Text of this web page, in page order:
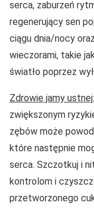
serca, zaburzeń
regenerujący sen
ciągu dnia/nocy
wieczorami, takie
światło poprzez
Zdrowie jamy ustnej:
zwiększonym
zębów może
które następnie
serca. Szczotkuj i
kontrolom i
przetworzonego